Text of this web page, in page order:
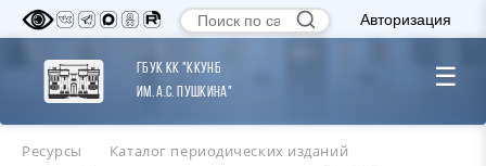
Авторизация
ГБУК КК "ККУНБ
им. А.С. Пушкина"
☰
Ресурсы
Каталог периодических изданий